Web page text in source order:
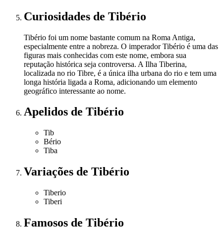
Curiosidades de Tibério
Tibério foi um nome bastante comum na Roma Antiga,
especialmente entre a nobreza. O imperador Tibério é uma das
figuras mais conhecidas com este nome, embora sua
reputação histórica seja controversa. A Ilha Tiberina,
localizada no rio Tibre, é a única ilha urbana do rio e tem uma
longa história ligada a Roma, adicionando um elemento
geográfico interessante ao nome.
Apelidos de Tibério
Tib
Bério
Tiba
Variações de Tibério
Tiberio
Tiberi
Famosos de Tibério